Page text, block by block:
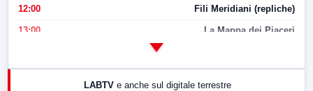
12:00 Fili Meridiani (repliche)
13:00 La Mappa dei Piaceri
LABTV e anche sul digitale terrestre